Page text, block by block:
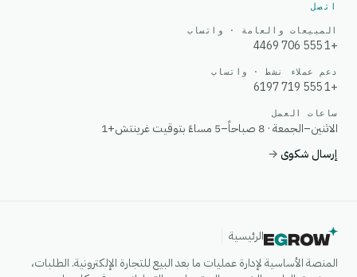
اتصل
المبيعات والعامة · واتساب
+1 555 706 4469
دعم عملاء نشط · واتساب
+1 555 719 6197
ساعات العمل
الاثنين–الجمعة · 8 صباحاً–5 مساءً بتوقيت غرينتش+1
إرسال شكوى→
الرئيسية
المنصة الأساسية لإدارة عمليات ما بعد البيع للتجارة الإلكترونية. الطلبات،